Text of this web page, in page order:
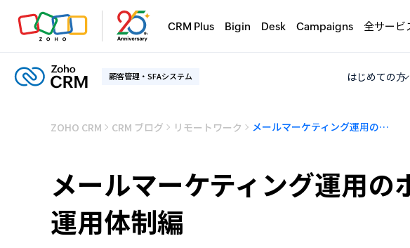
CRM Plus Bigin Desk Campaigns 全サービ
顧客管理・SFAシステム はじめての方
ZOHO CRM CRM ブログ リモートワーク メールマーケティング運用のポイント（５）： 運用体制編
メールマーケティング運用の
運用体制編